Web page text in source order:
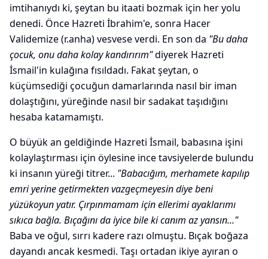
imtihanıydı ki, şeytan bu itaati bozmak için her yolu
denedi. Önce Hazreti İbrahim'e, sonra Hacer
Validemize (r.anha) vesvese verdi. En son da "Bu daha
çocuk, onu daha kolay kandırırım"diyerek Hazreti
İsmail'in kulağına fısıldadı. Fakat şeytan, o
küçümsediği çocuğun damarlarında nasıl bir iman
dolaştığını, yüreğinde nasıl bir sadakat taşıdığını
hesaba katamamıştı.
O büyük an geldiğinde Hazreti İsmail, babasına işini
kolaylaştırması için öylesine ince tavsiyelerde bulundu
ki insanın yüreği titrer... "Babacığım, merhamete kapılıp
emri yerine getirmekten vazgeçmeyesin diye beni
yüzükoyun yatır. Çırpınmamam için ellerimi ayaklarımı
sıkıca bağla. Bıçağını da iyice bile ki canım az yansın..."
Baba ve oğul, sırrı kadere razı olmuştu. Bıçak boğaza
dayandı ancak kesmedi. Taşı ortadan ikiye ayıran o